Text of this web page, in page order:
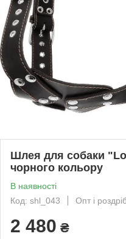
Шлея для собаки
чорного кольору
В наявності
Код: shl_043
Опт і
2 480 ₴